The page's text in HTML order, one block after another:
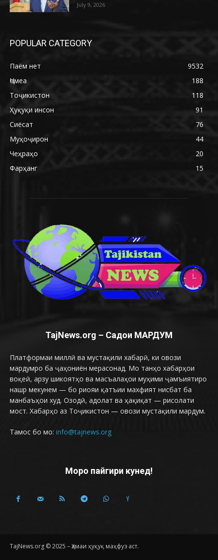
July 9, 2026
POPULAR CATEGORY
Паём нет
9532
Ҷомеа
188
Тоҷикистон
118
Ҳуқуқи инсон
91
Сиёсат
76
Муҳоҷирон
44
Чеҳраҳо
20
Фарҳанг
15
TajNews.org – Садои МАРДУМ
Платформаи миллӣ ва мустақили хабарӣ, ки овози
мардумро ба ҷаҳониён мерасонад. Мо танҳо хабарҳои
воқеӣ, арзу шикоятҳо ва масъалаҳои муҳими ҷамъиятиро
нашр мекунем — бо риояи қатъии махфият нисбат ба
манбаъҳои худ. Озодӣ, адолат ва ҳақиқат — рисолати
мост. Хабарҳо аз Тоҷикистон — овози мустақили мардум.
Тамос бо мо: info@tajnews.org
Моро пайгири кунед!
TajNews.org © 2025 – Ҳамаи ҳуқуқ маҳфуз аст.